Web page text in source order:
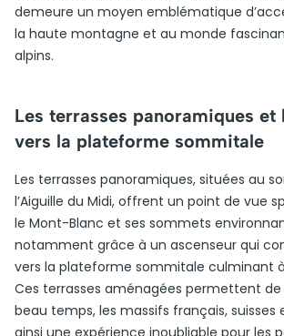
demeure un moyen emblématique
la haute montagne et au monde
alpins.
Les terrasses panoramiques et
vers la plateforme sommitale
Les terrasses panoramiques, situées au
l’Aiguille du Midi, offrent un point de vue
le Mont-Blanc et ses sommets
notamment grâce à un ascenseur qui
vers la plateforme sommitale culminant
Ces terrasses aménagées permettent
beau temps, les massifs français,
ainsi une expérience inoubliable pour les